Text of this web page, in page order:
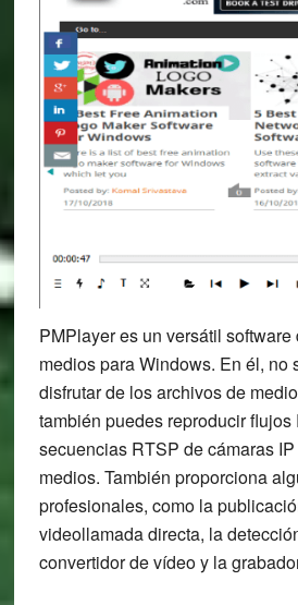
PMPlayer es un versátil
medios para Windows. En él, no
disfrutar de los archivos de
también puedes reproducir flujos
secuencias RTSP de cámaras
medios. También proporciona
profesionales, como la
videollamada directa, la
convertidor de vídeo y la